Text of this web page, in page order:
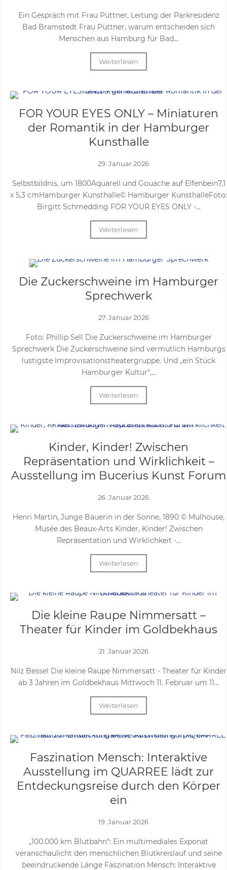
Ein Gespräch mit Frau Püttner, Leitung der Parkresidenz
Bad Bramstedt Frau Püttner, warum entscheiden sich
Menschen aus Hamburg für Bad...
Weiterlesen
FOR YOUR EYES ONLY – Miniaturen
der Romantik in der Hamburger
Kunsthalle
29. Januar 2026
Selbstbildnis, um 1800Aquarell und Gouache auf Elfenbein7,1
x 5,3 cmHamburger Kunsthalle© Hamburger KunsthalleFoto:
Birgitt Schmedding FOR YOUR EYES ONLY -...
Weiterlesen
Die Zuckerschweine im Hamburger
Sprechwerk
27. Januar 2026
Foto: Phillip Sell Die Zuckerschweine im Hamburger
Sprechwerk Die Zuckerschweine sind vermutlich Hamburgs
lustigste Improvisationstheatergruppe. Und „ein Stück
Hamburger Kultur“,...
Weiterlesen
Kinder, Kinder! Zwischen
Repräsentation und Wirklichkeit –
Ausstellung im Bucerius Kunst Forum
26. Januar 2026
Henri Martin, Junge Bäuerin in der Sonne, 1890 © Mulhouse,
Musée des Beaux-Arts Kinder, Kinder! Zwischen
Repräsentation und Wirklichkeit -...
Weiterlesen
Die kleine Raupe Nimmersatt –
Theater für Kinder im Goldbekhaus
21. Januar 2026
Nilz Bessel Die kleine Raupe Nimmersatt - Theater für Kinder
ab 3 Jahren im Goldbekhaus Mittwoch 11. Februar um 11...
Weiterlesen
Faszination Mensch: Interaktive
Ausstellung im QUARREE lädt zur
Entdeckungsreise durch den Körper
ein
19. Januar 2026
„100.000 km Blutbahn“: Ein multimediales Exponat
veranschaulicht den menschlichen Blutkreislauf und seine
beeindruckende Länge Faszination Mensch: Interaktive